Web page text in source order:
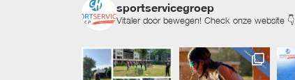
sportservicegroep
Vitaler door bewegen! Check onze website 👇